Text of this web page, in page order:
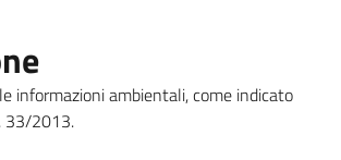
informazioni ambientali, come indicato
33/2013.